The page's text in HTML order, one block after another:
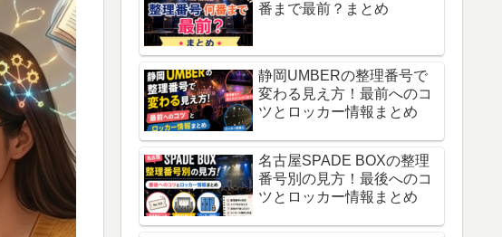
番まで最前？まとめ
静岡UMBERの整理番号で
変わる見え方！最前へのコ
ツとロッカー情報まとめ
名古屋SPADE BOXの整理
番号別の見方！最後へのコ
ツとロッカー情報まとめ